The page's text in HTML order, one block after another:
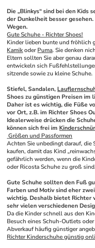
Die „Blinkys“ sind bei den Kids
der Dunkelheit besser
Wegen.
Gute Schuhe - Richter Shoes!
Kinder lieben bunte und fröhlich
Kamik oder Puma. Sie denken
Eltern sollten Sie aber genau
entwickeln sich
sitzende sowie zu kleine Schuhe.
Stiefel, Sandalen,
Shoes zu günstigen Preisen im
Daher ist es wichtig, die Füße
vor Ort, z.B. im Richter Shoes
Idealerweise drücken die
können sich frei im
Größen und Passformen
Achten Sie unbedingt darauf,
kaufen, damit das Kind
gefährlich werden, wenn die
oder Ricosta Schuhe zu groß
Gute Schuhe sollten den Fuß
Farben und Motiv sind eher
wichtig. Deshalb bietet Richter
sehr vielen verschiedenen
Da die Kinder schnell aus den
Besuch eines Schuh-Outlets
Abverkauf häufig günstiger
Richter Kinderschuhe günstig